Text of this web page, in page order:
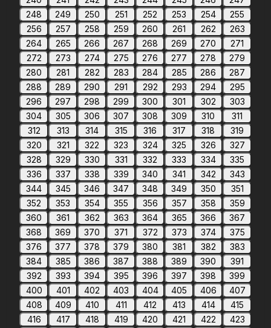
248
249 250 251 252 253 254
255
256
257 258 259 260 261 262
263
264
265 266 267 268 269 270
271
272
273 274 275 276 277 278
279
280
281 282 283 284 285 286
287
288
289 290 291 292 293 294
295
296
297 298 299 300 301 302
303
304
305 306 307 308 309 310
311
312
313 314 315 316 317 318
319
320
321 322 323 324 325 326
327
328
329 330 331 332 333 334
335
336
337 338 339 340 341 342
343
344
345 346 347 348 349 350
351
352
353 354 355 356 357 358
359
360
361 362 363 364 365 366
367
368
369 370 371 372 373 374
375
376
377 378 379 380 381 382
383
384
385 386 387 388 389 390
391
392
393 394 395 396 397 398
399
400
401 402 403 404 405 406
407
408
409 410 411 412 413 414
415
416
417 418 419 420 421 422
423